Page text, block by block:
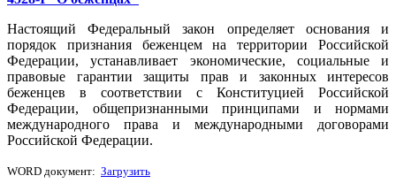
Настоящий Федеральный закон определяет основания и
порядок признания беженцем на территории Российской
Федерации, устанавливает экономические, социальные и
правовые гарантии защиты прав и законных интересов
беженцев в соответствии с Конституцией Российской
Федерации, общепризнанными принципами и нормами
международного права и международными договорами
Российской Федерации.
WORD документ: Загрузить